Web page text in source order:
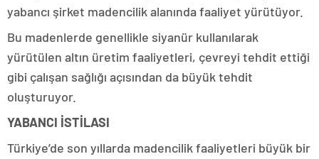
yabancı şirket madencilik alanında faaliyet yürütüyor.
Bu madenlerde genellikle siyanür kullanılarak
yürütülen altın üretim faaliyetleri, çevreyi tehdit ettiği
gibi çalışan sağlığı açısından da büyük tehdit
oluşturuyor.
YABANCI İSTİLASI
Türkiye’de son yıllarda madencilik faaliyetleri büyük bir